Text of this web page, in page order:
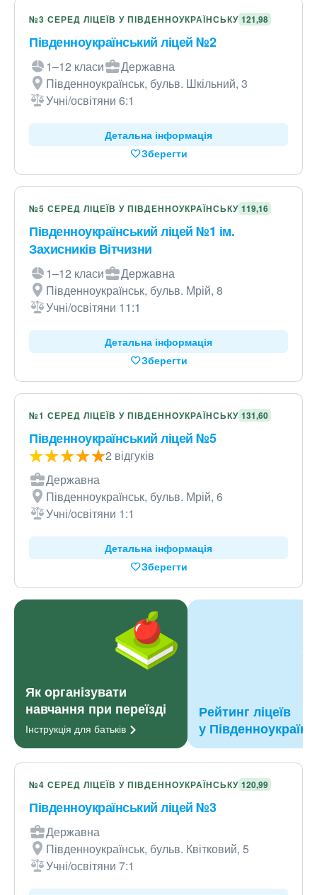
№3 СЕРЕД ЛІЦЕЇВ У ПІВДЕННОУКРАЇНСЬКУ 121,98
Південноукраїнський ліцей №2
1–12 класи
Державна
Південноукраїнськ, бульв. Шкільний, 3
Учні/освітяни 6:1
Детальна інформація
Зберегти
№5 СЕРЕД ЛІЦЕЇВ У ПІВДЕННОУКРАЇНСЬКУ 119,16
Південноукраїнський ліцей №1 ім.
Захисників Вітчизни
1–12 класи
Державна
Південноукраїнськ, бульв. Мрій, 8
Учні/освітяни 11:1
Детальна інформація
Зберегти
№1 СЕРЕД ЛІЦЕЇВ У ПІВДЕННОУКРАЇНСЬКУ 131,60
Південноукраїнський ліцей №5
2 відгуків
Державна
Південноукраїнськ, бульв. Мрій, 6
Учні/освітяни 1:1
Детальна інформація
Зберегти
Як організувати
навчання при переїзді
Інструкція для батьків
Рейтинг ліцеїв
у
№4 СЕРЕД ЛІЦЕЇВ У ПІВДЕННОУКРАЇНСЬКУ 120,99
Південноукраїнський ліцей №3
Державна
Південноукраїнськ, бульв. Квітковий, 5
Учні/освітяни 7:1